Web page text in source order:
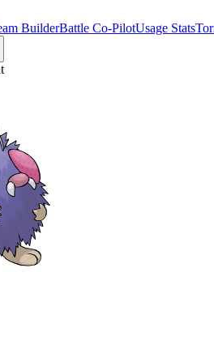
BuilderBattle Co-PilotUsage Stats